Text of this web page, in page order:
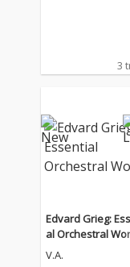
3
Edvard Grieg:
al Orchestral
V.A.